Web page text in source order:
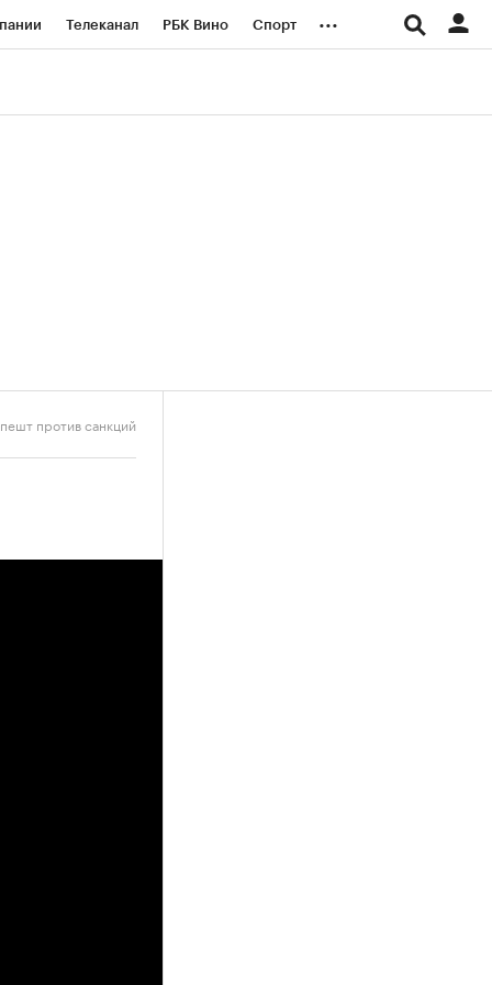
Телеканал РБК Вино Спорт ...
против санкций